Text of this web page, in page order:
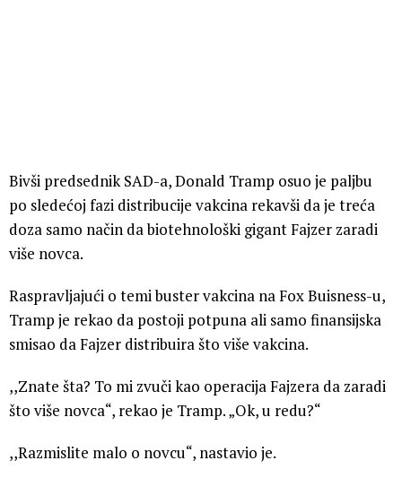
Bivši predsednik SAD-a, Donald Tramp osuo je paljbu
po sledećoj fazi distribucije vakcina rekavši da je treća
doza samo način da biotehnološki gigant Fajzer zaradi
više novca.
Raspravljajući o temi buster vakcina na Fox Buisness-u,
Tramp je rekao da postoji potpuna ali samo finansijska
smisao da Fajzer distribuira što više vakcina.
,,Znate šta? To mi zvuči kao operacija Fajzera da zaradi
što više novca“, rekao je Tramp. „Ok, u redu?“
,,Razmislite malo o novcu“, nastavio je.